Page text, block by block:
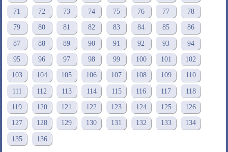
71 72 73 74 75 76 77 78
79 80 81 82 83 84 85 86
87 88 89 90 91 92 93 94
95 96 97 98 99 100 101 102
103 104 105 106 107 108 109 110
111 112 113 114 115 116 117 118
119 120 121 122 123 124 125 126
127 128 129 130 131 132 133 134
135 136